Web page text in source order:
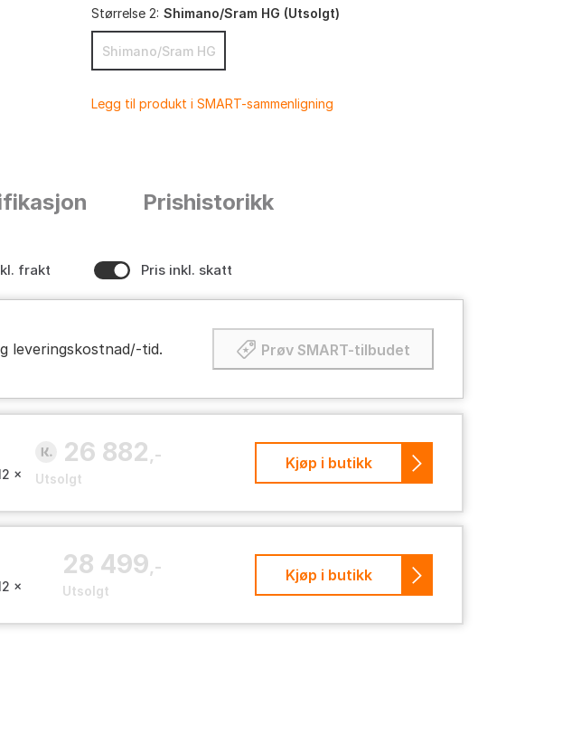
Størrelse 2: Shimano/Sram HG (Utsolgt)
Shimano/Sram HG
Legg til produkt i SMART-sammenligning
Prishistorikk
frakt Pris inkl. skatt
leveringskostnad/-tid. Prøv SMART-tilbudet
x
26 882 ,-
Utsolgt
Kjøp i butikk
x
28 499 ,-
Utsolgt
Kjøp i butikk